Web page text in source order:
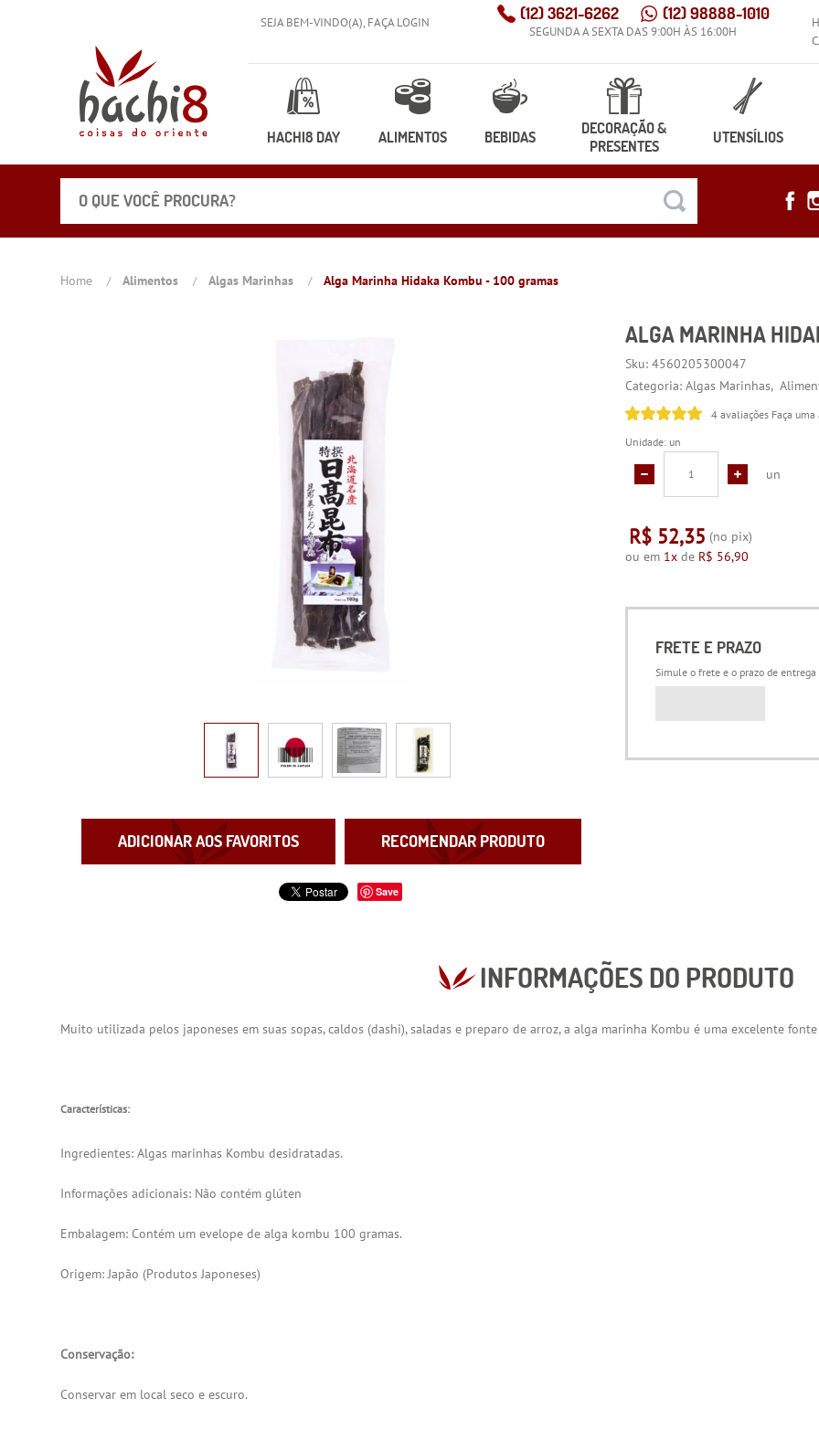
SEJA BEM-VINDO(A), FAÇA LOGIN (12)3621-6262 (12)98888-1010
SEGUNDA A SEXTA DAS 9:00H ÀS 16:00H
HACHI8 DAY ALIMENTOS BEBIDAS
DECORAÇÃO &
PRESENTES
UTENSÍLIOS
Home Alimentos Algas Marinhas Alga Marinha Hidaka Kombu - 100 gramas
ADICIONAR AOS FAVORITOS RECOMENDAR PRODUTO
Save
ALGA MARINHA
Sku:4560205300047
Categoria: Algas Marinhas
4 avaliações Faça
Unidade: un
un
R$ 52,35 (no pix)
ou em 1x de R$ 56,90
FRETE E PRAZO
Simule o frete e o prazo de
INFORMAÇÕES DO PRODUTO
Muito utilizada pelos japoneses em suas sopas, caldos (dashi), saladas e preparo de arroz, a alga marinha Kombu é uma excelente
Características:
Ingredientes: Algas marinhas Kombu desidratadas.
Informações adicionais: Não contém glúten
Embalagem: Contém um evelope de alga kombu 100 gramas.
Origem: Japão (Produtos Japoneses)
Conservação:
Conservar em local seco e escuro.